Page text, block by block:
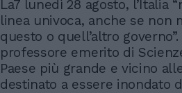
La7 lunedì 28 agosto, l’Italia
linea univoca, anche se non
questo o quell’altro
professore emerito di
Paese più grande e vicino
destinato a essere inondato